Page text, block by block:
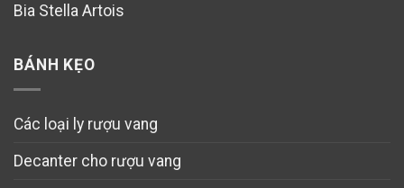
Bia Stella Artois
BÁNH KẸO
Các loại ly rượu vang
Decanter cho rượu vang